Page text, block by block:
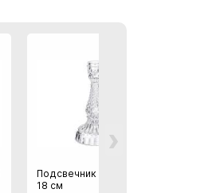
›
Подсвечник "DIAMANT"
18 см